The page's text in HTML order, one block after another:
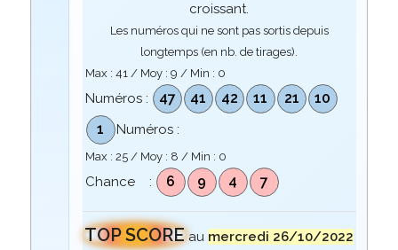
croissant.
Les numéros qui ne sont pas sortis depuis
longtemps (en nb. de tirages).
Max : 41/ Moy : 9 / Min : 0
Numéros : 47 41 42 11 21
10
1
Numéros :
Max : 25/ Moy : 8 / Min : 0
Chance : 6 9 4 7
TOP SCORE au mercredi 26/10/2022